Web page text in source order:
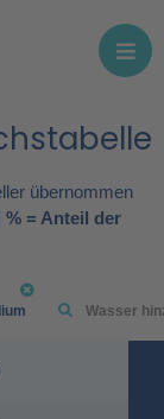
übernommen
= Anteil der